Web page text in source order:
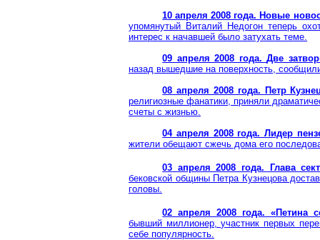
10 апреля 2008 года. Новые
упомянутый Виталий Недогон теперь
интерес к начавшей было затухать теме.
09 апреля 2008 года.Две
назад вышедшие на поверхность,
08 апреля 2008 года. Петр
религиозные фанатики, приняли
счеты с жизнью.
04 апреля 2008 года. Лидер
жители обещают сжечь дома его
03 апреля 2008 года. Глава
бековской общины Петра Кузнецова
головы.
02 апреля 2008 года. «Петина
бывший миллионер, участник первых
себе популярность.